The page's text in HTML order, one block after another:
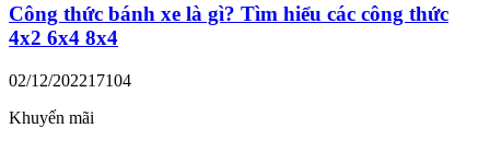
Công thức bánh xe là gì? Tìm hiểu các công thức
4x2 6x4 8x4
02/12/202217104
Khuyến mãi